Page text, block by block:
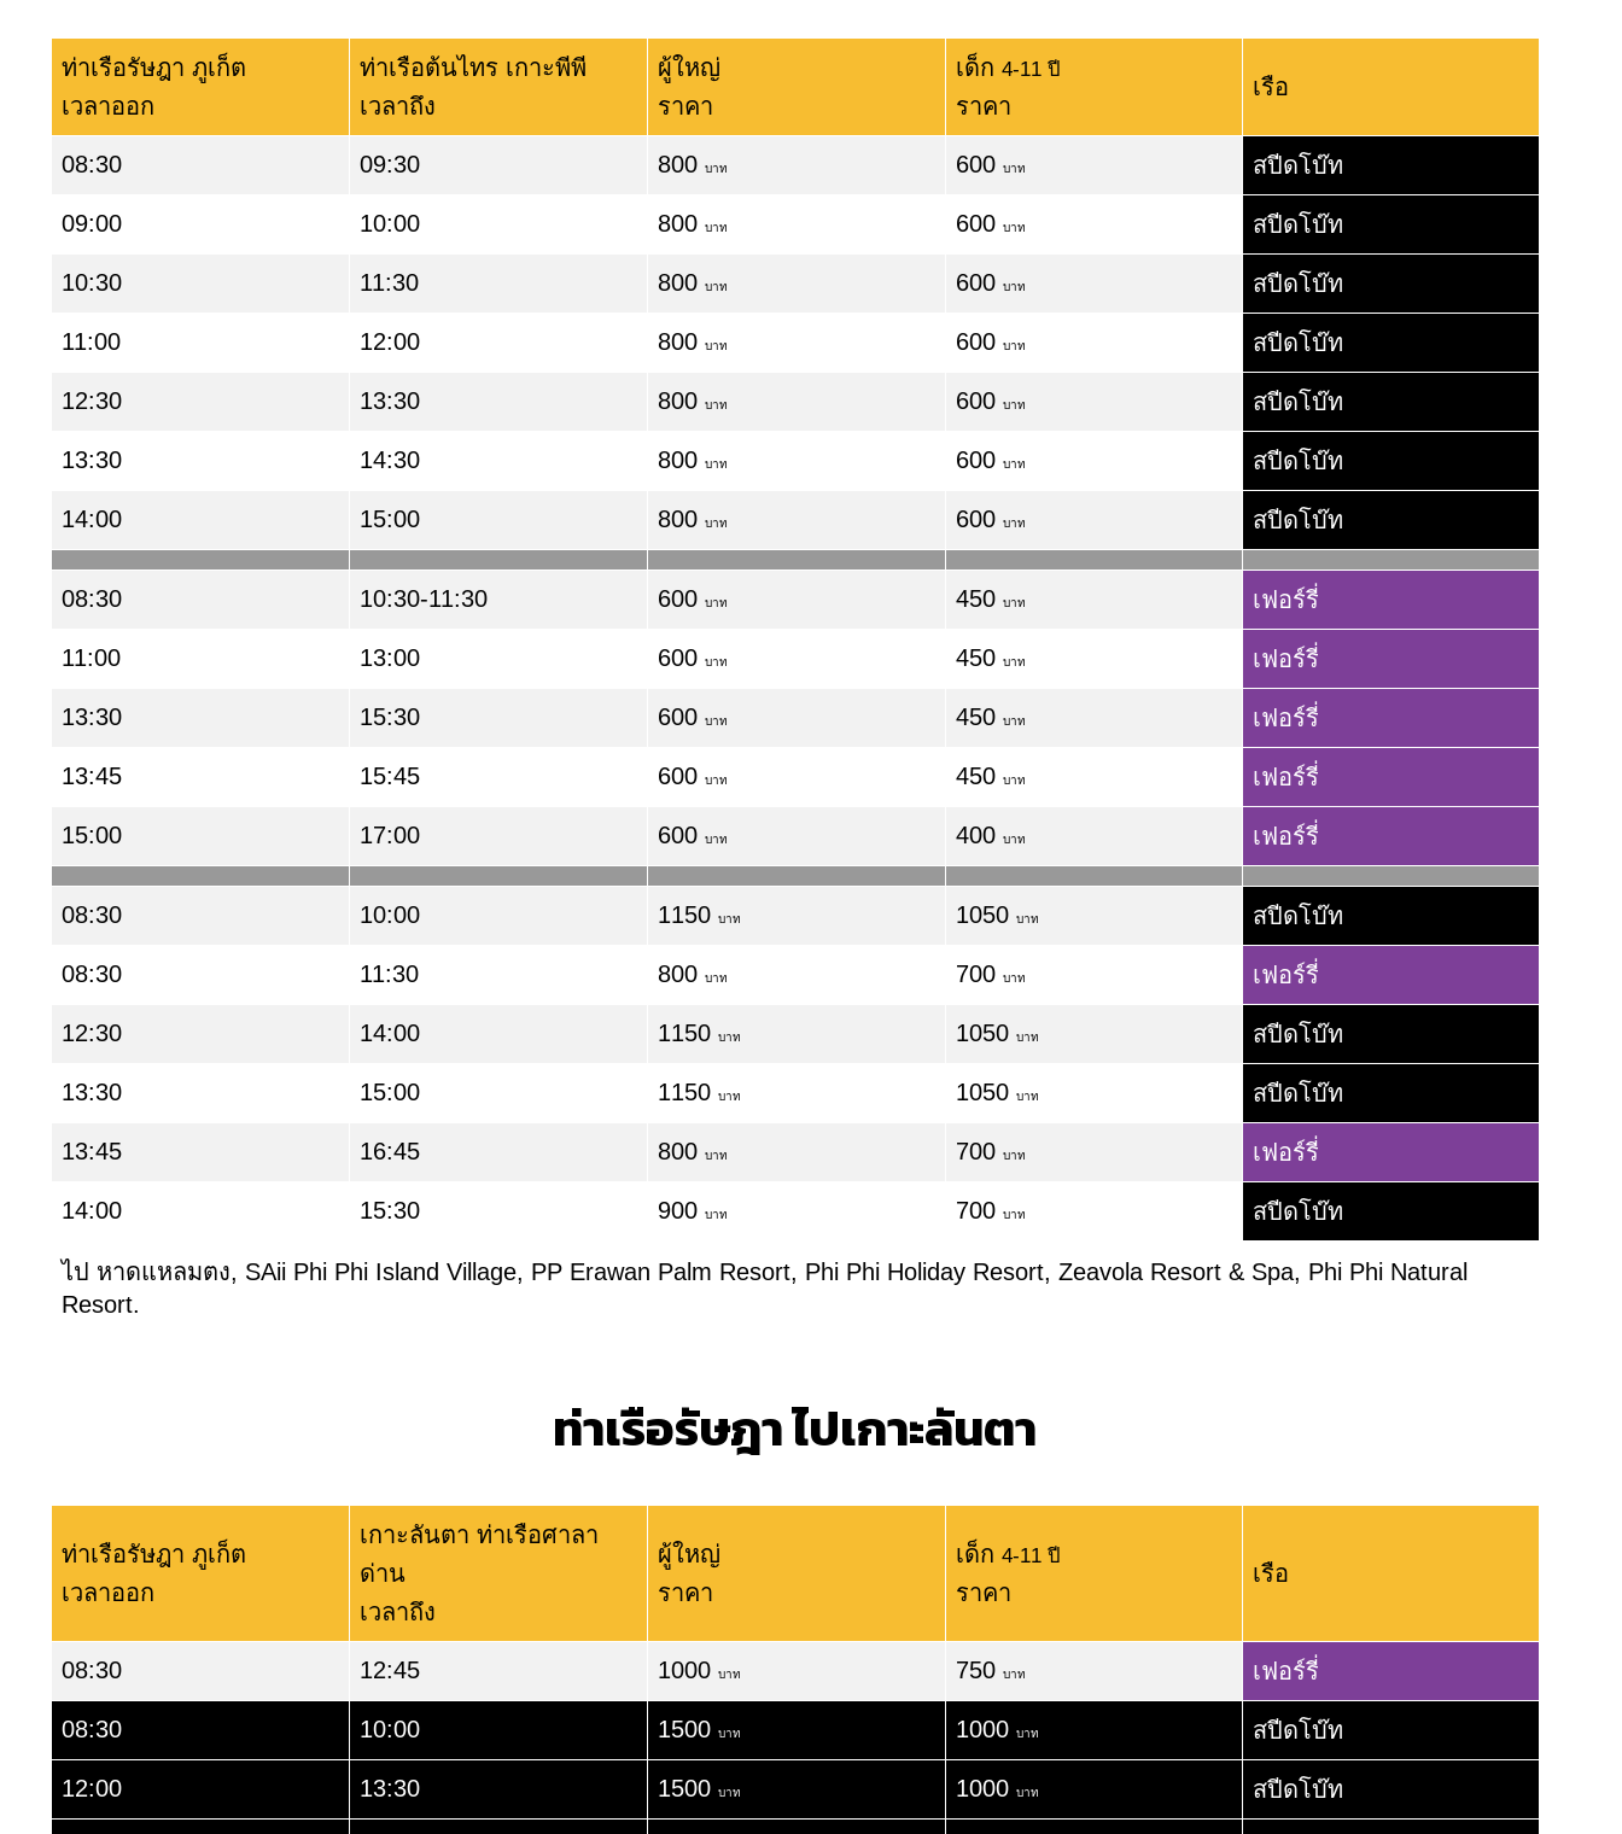
ท่าเรือรัษฎา ภูเก็ต
เวลาออก
ท่าเรือต้นไทร เกาะพีพี
เวลาถึง
ผู้ใหญ่
ราคา
เด็ก 4-11 ปี
ราคา
เรือ
08:30 09:30 800 บาท 600 บาท สปีดโบ๊ท
09:00 10:00 800 บาท 600 บาท สปีดโบ๊ท
10:30 11:30 800 บาท 600 บาท สปีดโบ๊ท
11:00 12:00 800 บาท 600 บาท สปีดโบ๊ท
12:30 13:30 800 บาท 600 บาท สปีดโบ๊ท
13:30 14:30 800 บาท 600 บาท สปีดโบ๊ท
14:00 15:00 800 บาท 600 บาท สปีดโบ๊ท
08:30 10:30-11:30 600 บาท 450 บาท เฟอร์รี่
11:00 13:00 600 บาท 450 บาท เฟอร์รี่
13:30 15:30 600 บาท 450 บาท เฟอร์รี่
13:45 15:45 600 บาท 450 บาท เฟอร์รี่
15:00 17:00 600 บาท 400 บาท เฟอร์รี่
08:30 10:00 1150 บาท 1050 บาท สปีดโบ๊ท
08:30 11:30 800 บาท 700 บาท เฟอร์รี่
12:30 14:00 1150 บาท 1050 บาท สปีดโบ๊ท
13:30 15:00 1150 บาท 1050 บาท สปีดโบ๊ท
13:45 16:45 800 บาท 700 บาท เฟอร์รี่
14:00 15:30 900 บาท 700 บาท สปีดโบ๊ท
ไป หาดแหลมตง, SAii Phi Phi Island Village, PP Erawan Palm Resort, Phi Phi Holiday Resort, Zeavola Resort & Spa, Phi Phi Natural
Resort.
ท่าเรือรัษฎา ไปเกาะลันตา
ท่าเรือรัษฎา ภูเก็ต
เวลาออก
เกาะลันตา ท่าเรือศาลา
ด่าน
เวลาถึง
ผู้ใหญ่
ราคา
เด็ก 4-11 ปี
ราคา
เรือ
08:30 12:45 1000 บาท 750 บาท เฟอร์รี่
08:30 10:00 1500 บาท 1000 บาท สปีดโบ๊ท
12:00 13:30 1500 บาท 1000 บาท สปีดโบ๊ท